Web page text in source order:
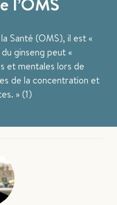
Santé (OMS), il est
du ginseng peut
et mentales lors de
de la concentration et
(1)